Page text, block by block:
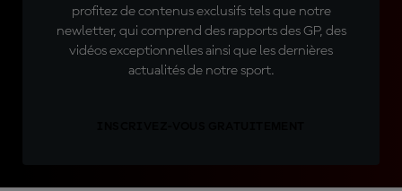
profitez de contenus exclusifs tels que notre
newletter, qui comprend des rapports des GP, des
vidéos exceptionnelles ainsi que les dernières
actualités de notre sport.